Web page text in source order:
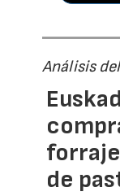
Análisis
de